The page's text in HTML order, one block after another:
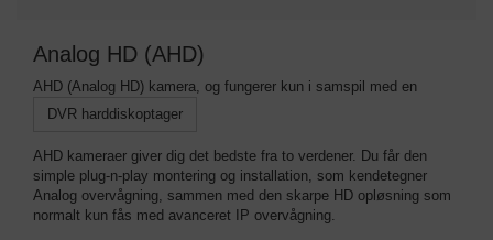
Analog HD (AHD)
AHD (Analog HD) kamera, og fungerer kun i samspil med en
DVR harddiskoptager
AHD kameraer giver dig det bedste fra to verdener. Du får den
simple plug-n-play montering og installation, som kendetegner
Analog overvågning, sammen med den skarpe HD opløsning som
normalt kun fås med avanceret IP overvågning.